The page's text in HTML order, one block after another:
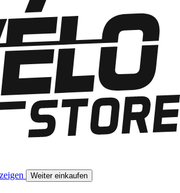
Weiter einkaufen